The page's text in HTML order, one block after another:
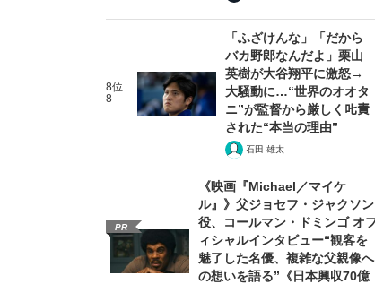
8位
8
「ふざけんな」「だから
バカ野郎なんだよ」栗山
英樹が大谷翔平に激怒→
大騒動に…“世界のオオタ
ニ”が監督から厳しく𠮟責
された“本当の理由”
石田 雄太
PR
《映画『Michael／マイケ
ル』》父ジョセフ・ジャクソン
役、コールマン・ドミンゴ オフ
ィシャルインタビュー“観客を
魅了した名優、複雑な父親像へ
の想いを語る”《日本興収70億